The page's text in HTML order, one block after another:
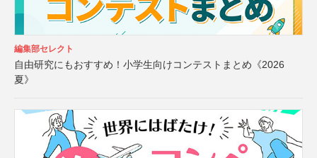
編集部セレクト
自由研究にもおすすめ！小学生向けコンテストまとめ《2026
夏》